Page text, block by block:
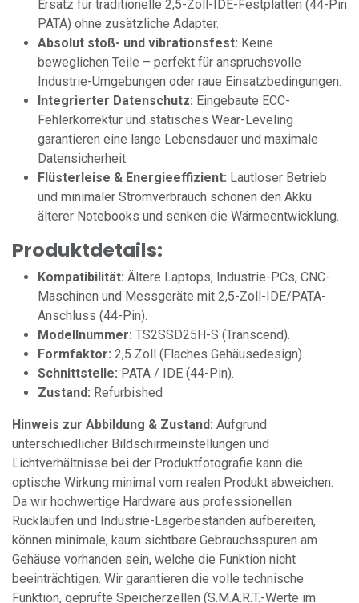
Ersatz für traditionelle 2,5-Zoll-IDE-Festplatten (44-Pin
PATA) ohne zusätzliche Adapter.
Absolut stoß- und vibrationsfest: Keine
beweglichen Teile – perfekt für anspruchsvolle
Industrie-Umgebungen oder raue Einsatzbedingungen.
Integrierter Datenschutz: Eingebaute ECC-
Fehlerkorrektur und statisches Wear-Leveling
garantieren eine lange Lebensdauer und maximale
Datensicherheit.
Flüsterleise & Energieeffizient: Lautloser Betrieb
und minimaler Stromverbrauch schonen den Akku
älterer Notebooks und senken die Wärmeentwicklung.
Produktdetails:
Kompatibilität: Ältere Laptops, Industrie-PCs, CNC-
Maschinen und Messgeräte mit 2,5-Zoll-IDE/PATA-
Anschluss (44-Pin).
Modellnummer: TS2SSD25H-S (Transcend).
Formfaktor: 2,5 Zoll (Flaches Gehäusedesign).
Schnittstelle: PATA / IDE (44-Pin).
Zustand: Refurbished
Hinweis zur Abbildung & Zustand: Aufgrund
unterschiedlicher Bildschirmeinstellungen und
Lichtverhältnisse bei der Produktfotografie kann die
optische Wirkung minimal vom realen Produkt abweichen.
Da wir hochwertige Hardware aus professionellen
Rückläufen und Industrie-Lagerbeständen aufbereiten,
können minimale, kaum sichtbare Gebrauchsspuren am
Gehäuse vorhanden sein, welche die Funktion nicht
beeinträchtigen. Wir garantieren die volle technische
Funktion, geprüfte Speicherzellen (S.M.A.R.T.-Werte im